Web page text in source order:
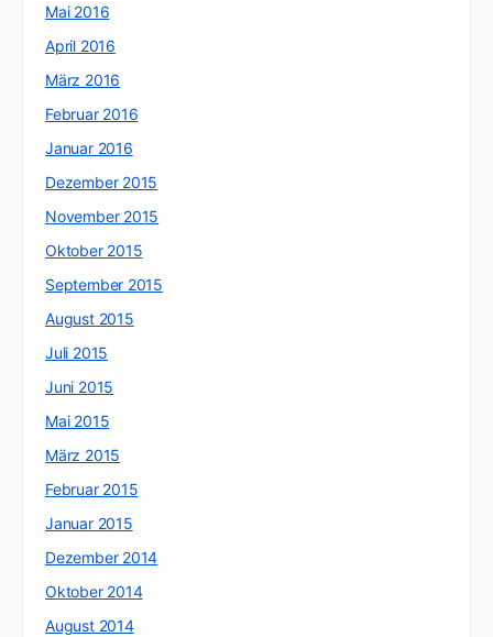
Mai 2016
April 2016
März 2016
Februar 2016
Januar 2016
Dezember 2015
November 2015
Oktober 2015
September 2015
August 2015
Juli 2015
Juni 2015
Mai 2015
März 2015
Februar 2015
Januar 2015
Dezember 2014
Oktober 2014
August 2014